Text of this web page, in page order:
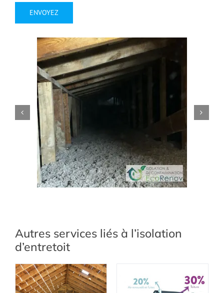
Alternative:
Autres services liés à l’isolation
d’entretoit
Isolation de grenier